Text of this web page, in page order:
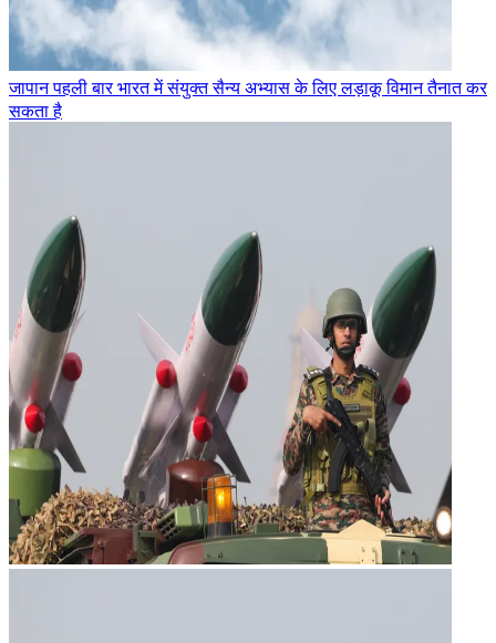
जापान पहली बार भारत में संयुक्त सैन्य अभ्यास के लिए लड़ाकू विमान तैनात कर
सकता है